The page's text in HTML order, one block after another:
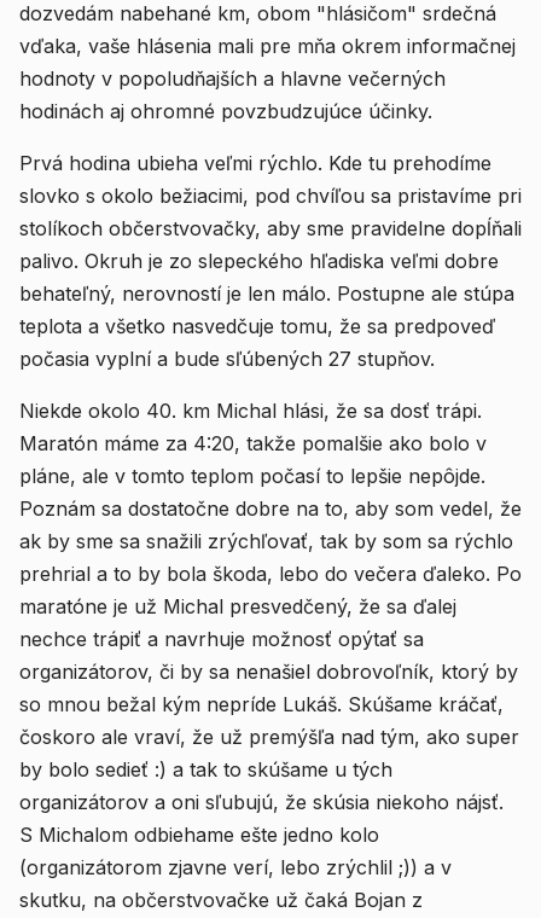
dozvedám nabehané km, obom "hlásičom" srdečná
vďaka, vaše hlásenia mali pre mňa okrem informačnej
hodnoty v popoludňajších a hlavne večerných
hodinách aj ohromné povzbudzujúce účinky.
Prvá hodina ubieha veľmi rýchlo. Kde tu prehodíme
slovko s okolo bežiacimi, pod chvíľou sa pristavíme pri
stolíkoch občerstvovačky, aby sme pravidelne dopĺňali
palivo. Okruh je zo slepeckého hľadiska veľmi dobre
behateľný, nerovností je len málo. Postupne ale stúpa
teplota a všetko nasvedčuje tomu, že sa predpoveď
počasia vyplní a bude sľúbených 27 stupňov.
Niekde okolo 40. km Michal hlási, že sa dosť trápi.
Maratón máme za 4:20, takže pomalšie ako bolo v
pláne, ale v tomto teplom počasí to lepšie nepôjde.
Poznám sa dostatočne dobre na to, aby som vedel, že
ak by sme sa snažili zrýchľovať, tak by som sa rýchlo
prehrial a to by bola škoda, lebo do večera ďaleko. Po
maratóne je už Michal presvedčený, že sa ďalej
nechce trápiť a navrhuje možnosť opýtať sa
organizátorov, či by sa nenašiel dobrovoľník, ktorý by
so mnou bežal kým nepríde Lukáš. Skúšame kráčať,
čoskoro ale vraví, že už premýšľa nad tým, ako super
by bolo sedieť :) a tak to skúšame u tých
organizátorov a oni sľubujú, že skúsia niekoho nájsť.
S Michalom odbiehame ešte jedno kolo
(organizátorom zjavne verí, lebo zrýchlil ;)) a v
skutku, na občerstvovačke už čaká Bojan z